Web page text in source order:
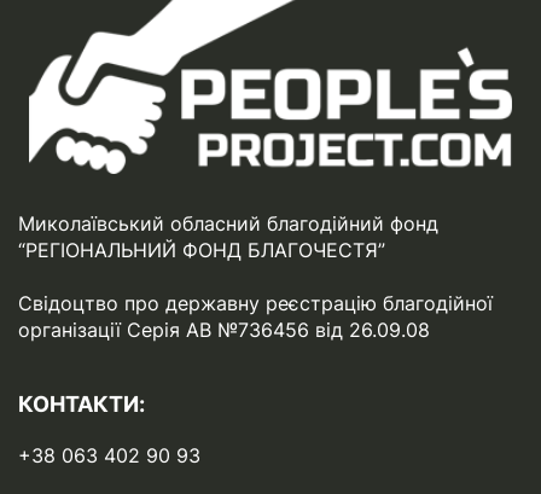
Миколаївський обласний благодійний фонд
“РЕГІОНАЛЬНИЙ ФОНД БЛАГОЧЕСТЯ”
Свідоцтво про державну реєстрацію благодійної
організації Серія АВ №736456 від 26.09.08
КОНТАКТИ:
+38 063 402 90 93